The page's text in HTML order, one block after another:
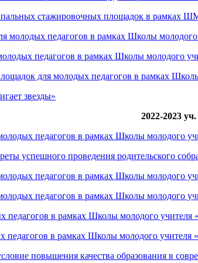
стажировочных площадок в рамках
молодых педагогов в рамках Школы
педагогов в рамках Школы молодого
для молодых педагогов в рамках
звезды»
2022-2023 уч.
педагогов в рамках Школы молодого
успешного проведения родительского
педагогов в рамках Школы молодого
педагогов в рамках Школы молодого
в рамках Школы молодого учителя
в рамках Школы молодого учителя
повышения качества образования в